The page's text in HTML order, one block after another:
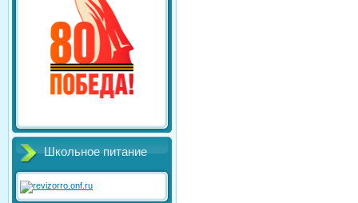
Школьное питание